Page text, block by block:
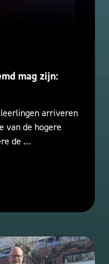
mag zijn:
arriveren
van de hogere
de …